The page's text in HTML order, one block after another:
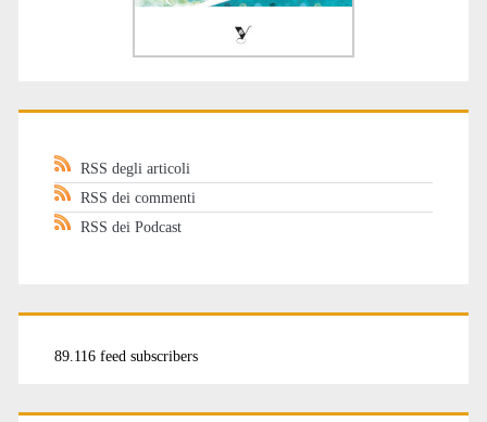
RSS degli articoli
RSS dei commenti
RSS dei Podcast
89.116 feed subscribers